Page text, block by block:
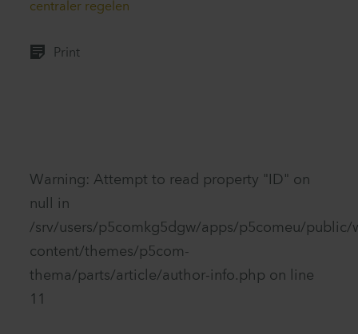
centraler regelen
Print
Warning: Attempt to read property "ID" on
null in
/srv/users/p5comkg5dgw/apps/p5comeu/public/
content/themes/p5com-
thema/parts/article/author-info.php on line
11